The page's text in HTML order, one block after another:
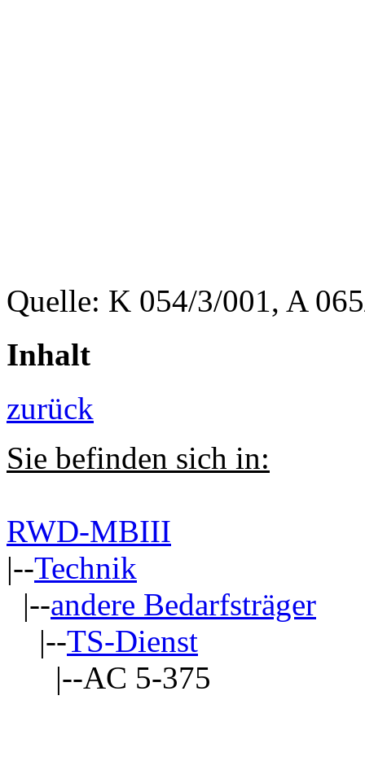
Quelle: K 054/3/001, A
Inhalt
zurück
Sie befinden sich in:
RWD-MBIII
|--Technik
|--andere Bedarfsträger
|--TS-Dienst
|--AC 5-375